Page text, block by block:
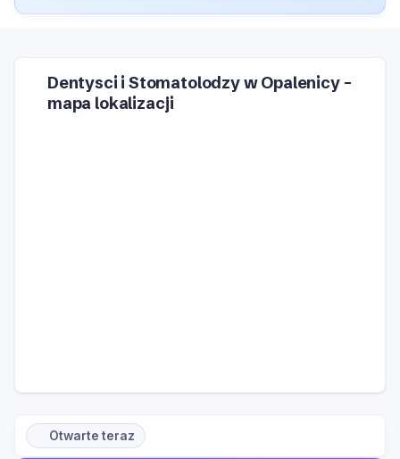
Otwarte teraz
Dentysci i Stomatolodzy w Opalenicy –
mapa lokalizacji